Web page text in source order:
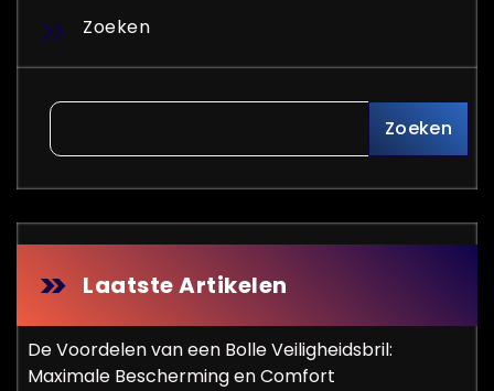
i
c
h
t
e
n
p
a
Zoeken
Zoeken
Laatste Artikelen
De Voordelen van een Bolle Veiligheidsbril:
Maximale Bescherming en Comfort